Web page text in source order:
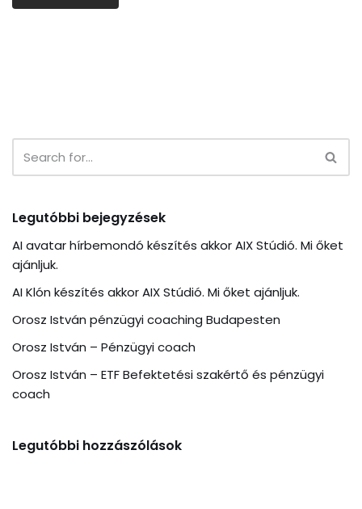
Legutóbbi bejegyzések
AI avatar hírbemondó készítés akkor AIX Stúdió. Mi őket
ajánljuk.
AI Klón készítés akkor AIX Stúdió. Mi őket ajánljuk.
Orosz István pénzügyi coaching Budapesten
Orosz István – Pénzügyi coach
Orosz István – ETF Befektetési szakértő és pénzügyi
coach
Legutóbbi hozzászólások